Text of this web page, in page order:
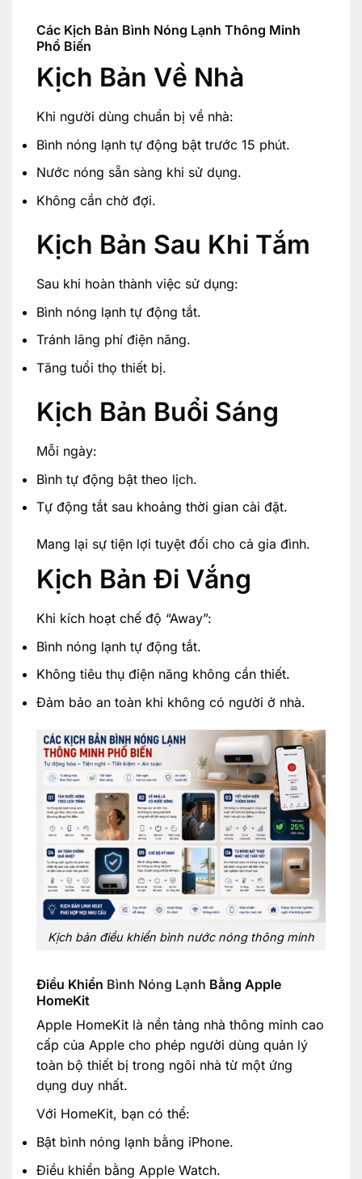
Các Kịch Bản Bình Nóng Lạnh Thông Minh
Phổ Biến
Kịch Bản Về Nhà
Khi người dùng chuẩn bị về nhà:
Bình nóng lạnh tự động bật trước 15 phút.
Nước nóng sẵn sàng khi sử dụng.
Không cần chờ đợi.
Kịch Bản Sau Khi Tắm
Sau khi hoàn thành việc sử dụng:
Bình nóng lạnh tự động tắt.
Tránh lãng phí điện năng.
Tăng tuổi thọ thiết bị.
Kịch Bản Buổi Sáng
Mỗi ngày:
Bình tự động bật theo lịch.
Tự động tắt sau khoảng thời gian cài đặt.
Mang lại sự tiện lợi tuyệt đối cho cả gia đình.
Kịch Bản Đi Vắng
Khi kích hoạt chế độ “Away”:
Bình nóng lạnh tự động tắt.
Không tiêu thụ điện năng không cần thiết.
Đảm bảo an toàn khi không có người ở nhà.
Kịch bản điều khiển bình nước nóng thông minh
Điều Khiển Bình Nóng Lạnh Bằng Apple
HomeKit
Apple HomeKit là nền tảng nhà thông minh cao
cấp của Apple cho phép người dùng quản lý
toàn bộ thiết bị trong ngôi nhà từ một ứng
dụng duy nhất.
Với HomeKit, bạn có thể:
Bật bình nóng lạnh bằng iPhone.
Điều khiển bằng Apple Watch.